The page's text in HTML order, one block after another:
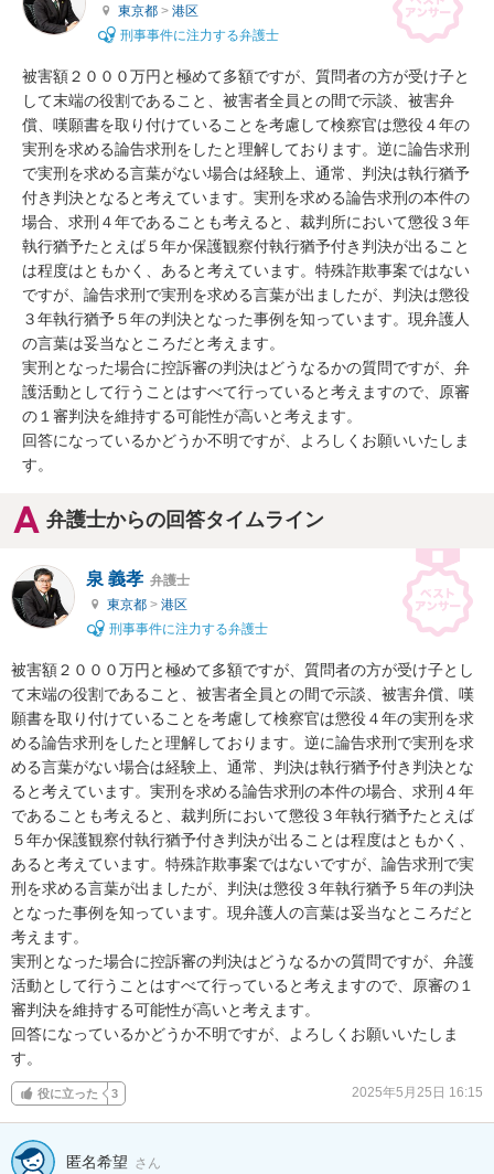
東京都 > 港区
刑事事件に注力する弁護士
被害額２０００万円と極めて多額ですが、質問者の方が受け子と
して末端の役割であること、被害者全員との間で示談、被害弁
償、嘆願書を取り付けていることを考慮して検察官は懲役４年の
実刑を求める論告求刑をしたと理解しております。逆に論告求刑
で実刑を求める言葉がない場合は経験上、通常、判決は執行猶予
付き判決となると考えています。実刑を求める論告求刑の本件の
場合、求刑４年であることも考えると、裁判所において懲役３年
執行猶予たとえば５年か保護観察付執行猶予付き判決が出ること
は程度はともかく、あると考えています。特殊詐欺事案ではない
ですが、論告求刑で実刑を求める言葉が出ましたが、判決は懲役
３年執行猶予５年の判決となった事例を知っています。現弁護人
の言葉は妥当なところだと考えます。
実刑となった場合に控訴審の判決はどうなるかの質問ですが、弁
護活動として行うことはすべて行っていると考えますので、原審
の１審判決を維持する可能性が高いと考えます。
回答になっているかどうか不明ですが、よろしくお願いいたしま
す。
弁護士からの回答タイムライン
泉 義孝 弁護士
東京都 > 港区
刑事事件に注力する弁護士
被害額２０００万円と極めて多額ですが、質問者の方が受け子とし
て末端の役割であること、被害者全員との間で示談、被害弁償、嘆
願書を取り付けていることを考慮して検察官は懲役４年の実刑を求
める論告求刑をしたと理解しております。逆に論告求刑で実刑を求
める言葉がない場合は経験上、通常、判決は執行猶予付き判決とな
ると考えています。実刑を求める論告求刑の本件の場合、求刑４年
であることも考えると、裁判所において懲役３年執行猶予たとえば
５年か保護観察付執行猶予付き判決が出ることは程度はともかく、
あると考えています。特殊詐欺事案ではないですが、論告求刑で実
刑を求める言葉が出ましたが、判決は懲役３年執行猶予５年の判決
となった事例を知っています。現弁護人の言葉は妥当なところだと
考えます。
実刑となった場合に控訴審の判決はどうなるかの質問ですが、弁護
活動として行うことはすべて行っていると考えますので、原審の１
審判決を維持する可能性が高いと考えます。
回答になっているかどうか不明ですが、よろしくお願いいたしま
す。
役に立った 3 2025年5月25日 16:15
匿名希望 さん